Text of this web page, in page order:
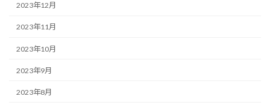
2023年12月
2023年11月
2023年10月
2023年9月
2023年8月